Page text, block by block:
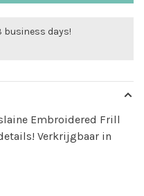
business days!
Embroidered Frill
Verkrijgbaar in